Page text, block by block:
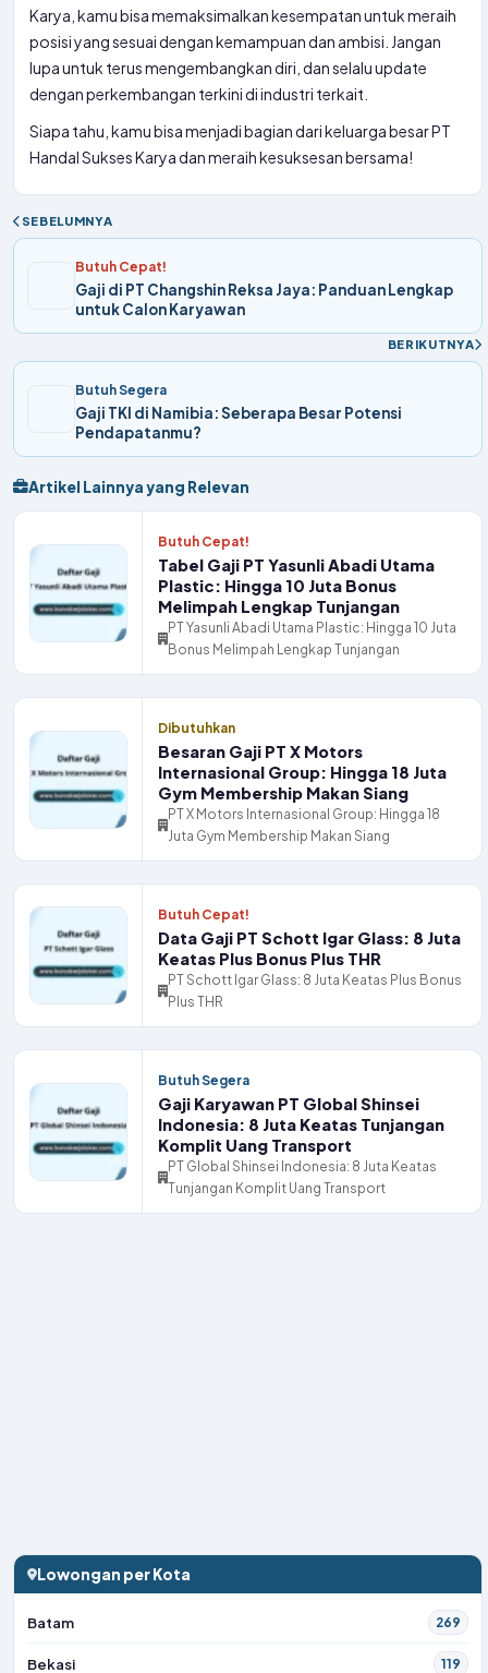
Karya, kamu bisa memaksimalkan kesempatan untuk meraih
posisi yang sesuai dengan kemampuan dan ambisi. Jangan
lupa untuk terus mengembangkan diri, dan selalu update
dengan perkembangan terkini di industri terkait.
Siapa tahu, kamu bisa menjadi bagian dari keluarga besar PT
Handal Sukses Karya dan meraih kesuksesan bersama!
SEBELUMNYA
Butuh Cepat!
Gaji di PT Changshin Reksa Jaya: Panduan Lengkap
untuk Calon Karyawan
BERIKUTNYA
Butuh Segera
Gaji TKI di Namibia: Seberapa Besar Potensi
Pendapatanmu?
Artikel Lainnya yang Relevan
Butuh Cepat!
Tabel Gaji PT Yasunli Abadi Utama
Plastic: Hingga 10 Juta Bonus
Melimpah Lengkap Tunjangan
PT Yasunli Abadi Utama Plastic: Hingga 10 Juta
Bonus Melimpah Lengkap Tunjangan
Dibutuhkan
Besaran Gaji PT X Motors
Internasional Group: Hingga 18 Juta
Gym Membership Makan Siang
PT X Motors Internasional Group: Hingga 18
Juta Gym Membership Makan Siang
Butuh Cepat!
Data Gaji PT Schott Igar Glass: 8 Juta
Keatas Plus Bonus Plus THR
PT Schott Igar Glass: 8 Juta Keatas Plus Bonus
Plus THR
Butuh Segera
Gaji Karyawan PT Global Shinsei
Indonesia: 8 Juta Keatas Tunjangan
Komplit Uang Transport
PT Global Shinsei Indonesia: 8 Juta Keatas
Tunjangan Komplit Uang Transport
Lowongan per Kota
Batam 269
Bekasi 119